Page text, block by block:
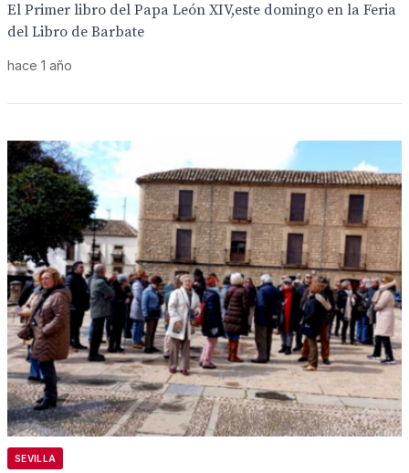
El Primer libro del Papa León XIV,este domingo en la Feria
del Libro de Barbate
hace 1 año
SEVILLA